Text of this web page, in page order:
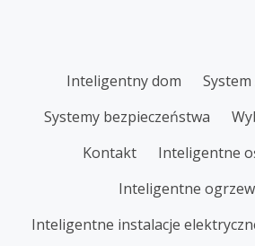
SECONDARYInteligentny dom
Systemy bezpieczeństwa
Kontakt
Inteligentne
Inteligentne
Inteligentne instalacje